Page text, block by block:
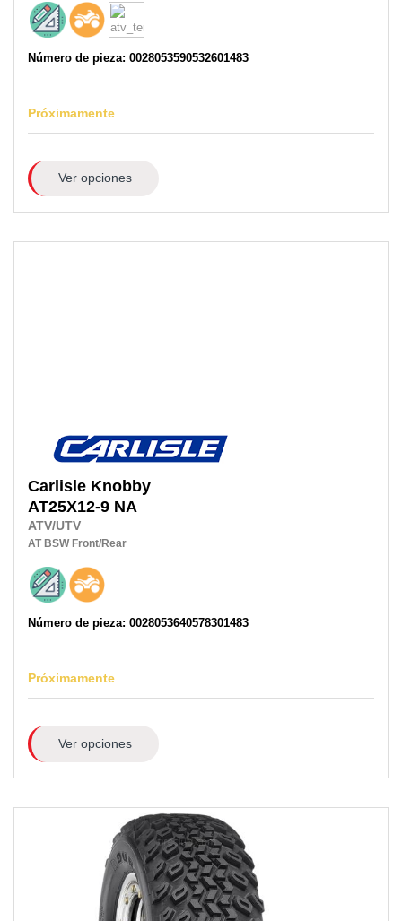
Número de pieza: 0028053590532601483
Próximamente
Ver opciones
Carlisle Knobby
AT25X12-9 NA
ATV/UTV
AT BSW Front/Rear
Número de pieza: 0028053640578301483
Próximamente
Ver opciones